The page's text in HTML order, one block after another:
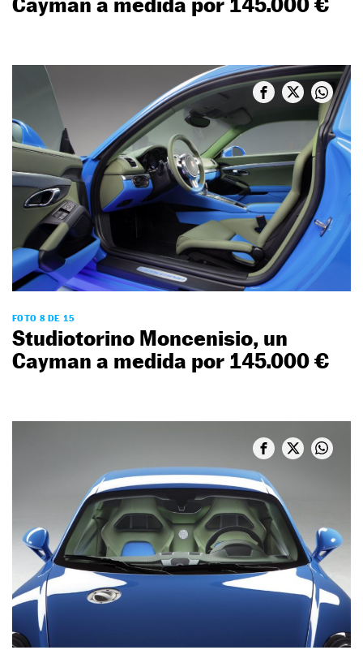
FOTO 8 DE 15
Studiotorino Moncenisio, un
Cayman a medida por 145.000 €